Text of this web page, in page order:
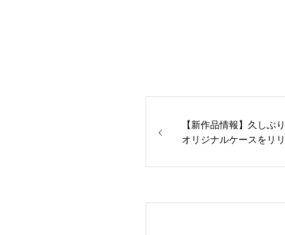
【新作品情報】久しぶ
オリジナルケースをリリ